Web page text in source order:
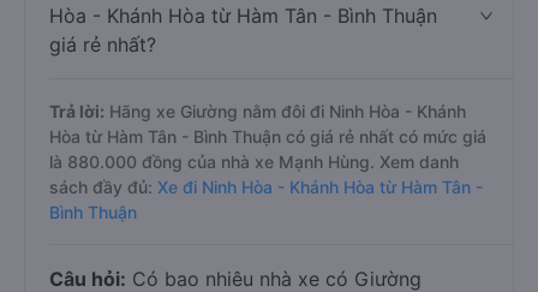
Hòa - Khánh Hòa từ Hàm Tân - Bình Thuận
giá rẻ nhất?
Trả lời: Hãng xe Giường nằm đôi đi Ninh Hòa - Khánh
Hòa từ Hàm Tân - Bình Thuận có giá rẻ nhất có mức giá
là 880.000 đồng của nhà xe Mạnh Hùng. Xem danh
sách đầy đủ: Xe đi Ninh Hòa - Khánh Hòa từ Hàm Tân -
Bình Thuận
Câu hỏi: Có bao nhiêu nhà xe có Giường